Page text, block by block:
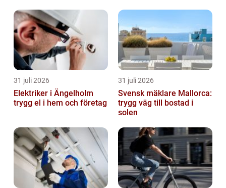
31 juli 2026
Elektriker i Ängelholm
trygg el i hem och företag
31 juli 2026
Svensk mäklare Mallorca:
trygg väg till bostad i
solen